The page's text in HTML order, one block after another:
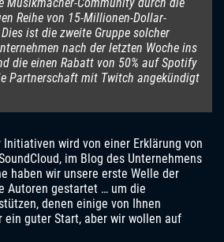
Reihe von 15-Millionen-Dollar-
ist die zweite Gruppe solcher
nach der letzten Woche ins
die einen Rabatt von 50% auf Spotify
Partnerschaft mit Twitch angekündigt
Initiativen wird von einer Erklärung von
im Blog des Unternehmens
haben wir unsere erste Welle der
Autoren gestartet … um die
denen einige von Ihnen
ein guter Start, aber wir wollen auf